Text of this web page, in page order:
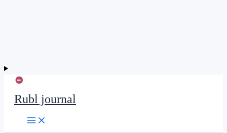
Rubl journal